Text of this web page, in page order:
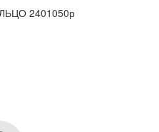
2401050р